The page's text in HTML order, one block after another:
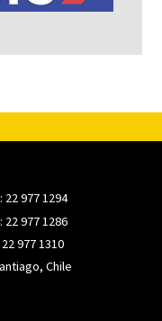
22 977 1294
22 977 1286
22 977 1310
Chile